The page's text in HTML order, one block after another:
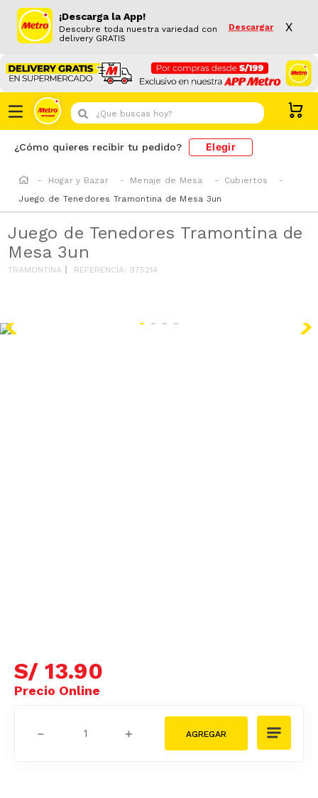
¡Descarga la App!
Descubre toda nuestra variedad con
delivery GRATIS
Descargar X
¿Que buscas hoy?
¿Cómo quieres recibir tu pedido? Elegir
Hogar y Bazar Menaje de Mesa
Cubiertos
Juego de Tenedores Tramontina de Mesa 3un
Juego de Tenedores Tramontina de
Mesa 3un
TRAMONTINA REFERENCIA: 975214
S/ 13.90
＋
－